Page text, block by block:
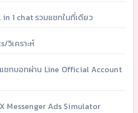
1 chat รวมแชทในที่เดียว
วิเคราะห์
ชทบอทผ่าน Line Official Account
Messenger Ads Simulator